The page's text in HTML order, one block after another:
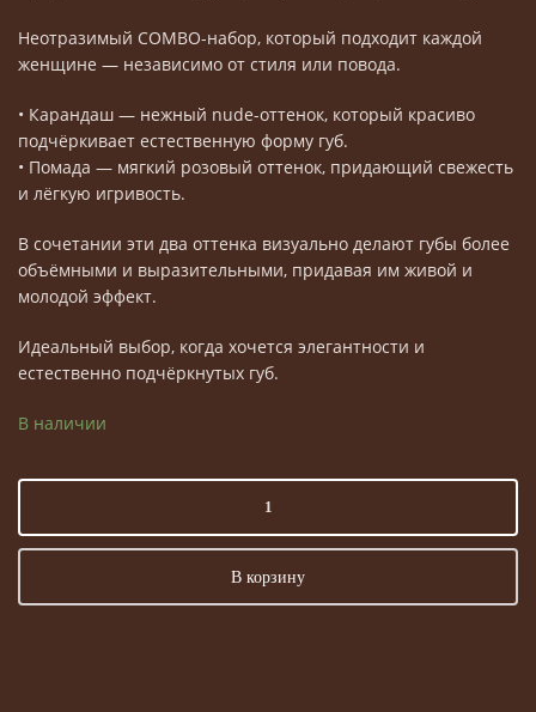
Неотразимый COMBO-набор, который подходит каждой
женщине — независимо от стиля или повода.
• Карандаш — нежный nude-оттенок, который красиво
подчёркивает естественную форму губ.
• Помада — мягкий розовый оттенок, придающий свежесть
и лёгкую игривость.
В сочетании эти два оттенка визуально делают губы более
объёмными и выразительными, придавая им живой и
молодой эффект.
Идеальный выбор, когда хочется элегантности и
естественно подчёркнутых губ.
В наличии
Дуэт
губ
В корзину